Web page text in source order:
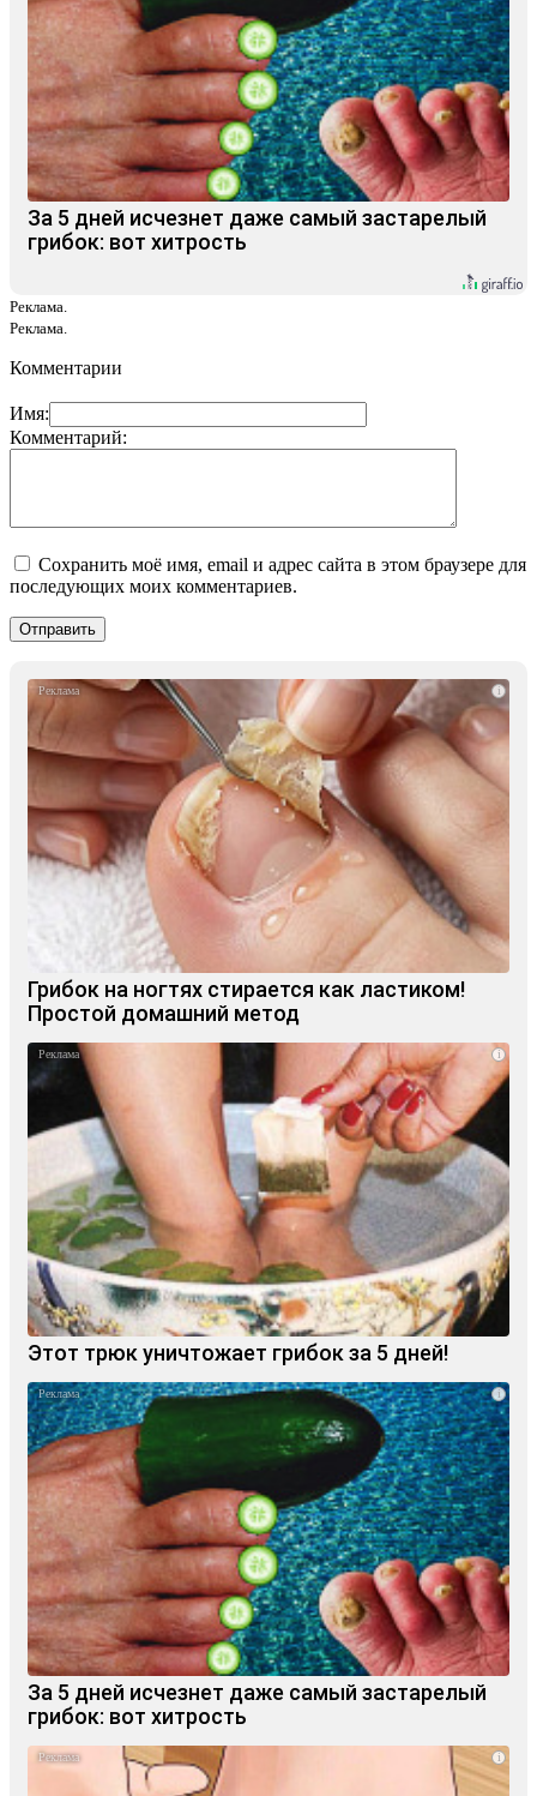
За 5 дней исчезнет даже самый застарелый
грибок: вот хитрость
Реклама.
Реклама.
Комментарии
Имя:
Комментарий:
Сохранить моё имя, email и адрес сайта в этом браузере для
последующих моих комментариев.
i
Грибок на ногтях стирается как ластиком!
Простой домашний метод
i
Этот трюк уничтожает грибок за 5 дней!
i
За 5 дней исчезнет даже самый застарелый
грибок: вот хитрость
i